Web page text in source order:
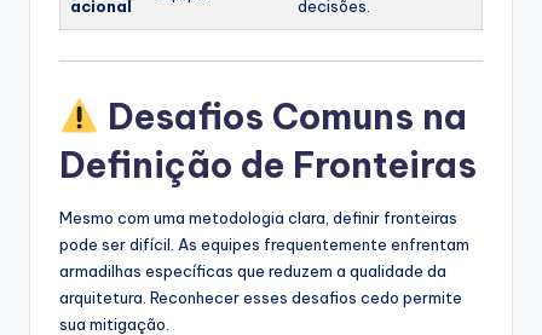
acional
decisões.
Desafios Comuns na
Definição de Fronteiras
Mesmo com uma metodologia clara, definir fronteiras
pode ser difícil. As equipes frequentemente enfrentam
armadilhas específicas que reduzem a qualidade da
arquitetura. Reconhecer esses desafios cedo permite
sua mitigação.